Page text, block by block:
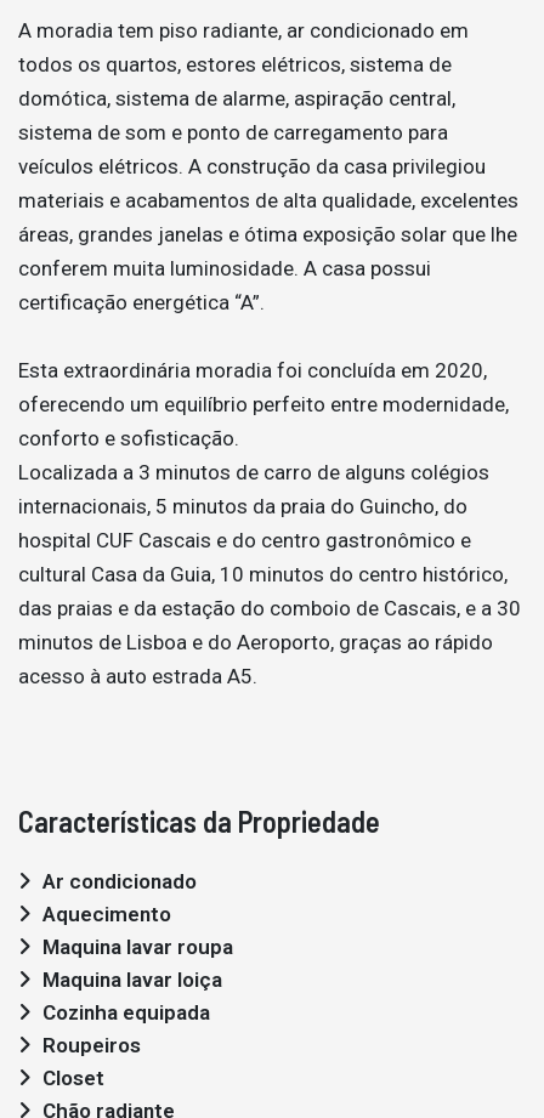
A moradia tem piso radiante, ar condicionado em
todos os quartos, estores elétricos, sistema de
domótica, sistema de alarme, aspiração central,
sistema de som e ponto de carregamento para
veículos elétricos. A construção da casa privilegiou
materiais e acabamentos de alta qualidade, excelentes
áreas, grandes janelas e ótima exposição solar que lhe
conferem muita luminosidade. A casa possui
certificação energética “A”.
Esta extraordinária moradia foi concluída em 2020,
oferecendo um equilíbrio perfeito entre modernidade,
conforto e sofisticação.
Localizada a 3 minutos de carro de alguns colégios
internacionais, 5 minutos da praia do Guincho, do
hospital CUF Cascais e do centro gastronômico e
cultural Casa da Guia, 10 minutos do centro histórico,
das praias e da estação do comboio de Cascais, e a 30
minutos de Lisboa e do Aeroporto, graças ao rápido
acesso à auto estrada A5.
Características da Propriedade
Ar condicionado
Aquecimento
Maquina lavar roupa
Maquina lavar loiça
Cozinha equipada
Roupeiros
Closet
Chão radiante